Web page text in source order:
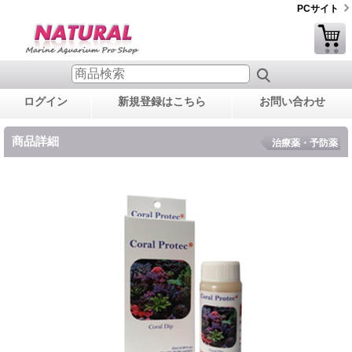
PCサイト
ログイン 新規登録はこちら お問い合わせ
商品詳細 治療薬・予防薬